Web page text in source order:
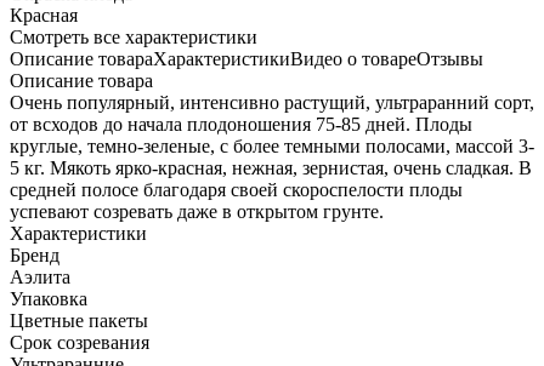
Красная
Cмотреть все характеристики
Описание товараХарактеристикиВидео о товареОтзывы
Описание товара
Очень популярный, интенсивно растущий, ультраранний сорт,
от всходов до начала плодоношения 75-85 дней. Плоды
круглые, темно-зеленые, с более темными полосами, массой 3-
5 кг. Мякоть ярко-красная, нежная, зернистая, очень сладкая. В
средней полосе благодаря своей скороспелости плоды
успевают созревать даже в открытом грунте.
Характеристики
Бренд
Аэлита
Упаковка
Цветные пакеты
Срок созревания